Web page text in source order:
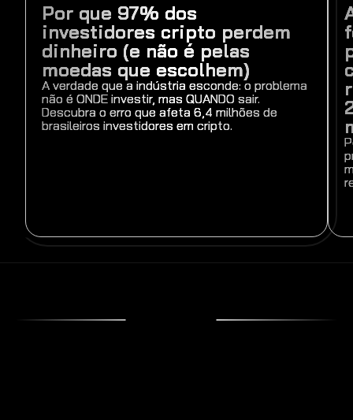
QUE
VOCÊ
VAI
APRENDER
NESSA
Por que 97% dos
investidores cripto perdem
dinheiro (e não é pelas
moedas que escolhem)
A verdade que a indústria esconde: o problema
não é ONDE investir, mas QUANDO sair.
Descubra o erro que afeta 6,4 milhões de
brasileiros investidores em cripto.